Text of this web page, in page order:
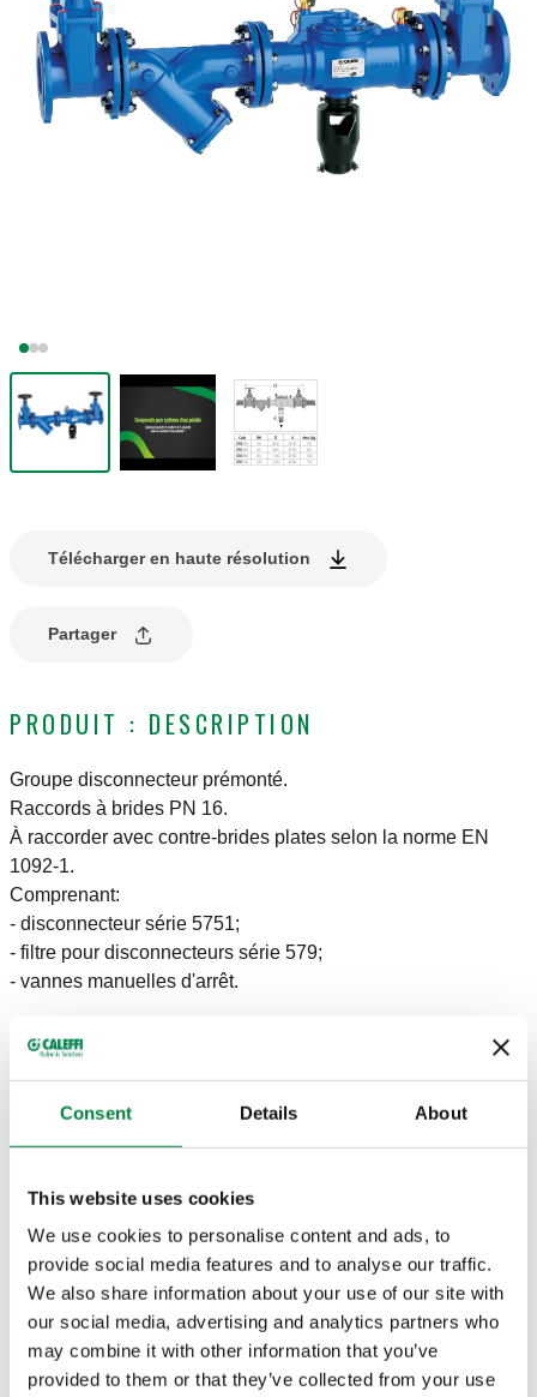
Consent Details About
This website uses cookies
We use cookies to personalise content and ads, to
provide social media features and to analyse our traffic.
We also share information about your use of our site with
our social media, advertising and analytics partners who
may combine it with other information that you’ve
provided to them or that they’ve collected from your use
Télécharger en haute résolution
Partager
PRODUIT : DESCRIPTION
Groupe disconnecteur prémonté.
Raccords à brides PN 16.
À raccorder avec contre-brides plates selon la norme EN
1092-1.
Comprenant:
- disconnecteur série 5751;
- filtre pour disconnecteurs série 579;
- vannes manuelles d'arrêt.
DONNÉES TECHNIQUES
Pression nominale
PN 10
Plage de température du fluide
DESSINS ET SPÉCIFICATIONS
Actions
570050 DN 50 (EN 1092-1) PN 10